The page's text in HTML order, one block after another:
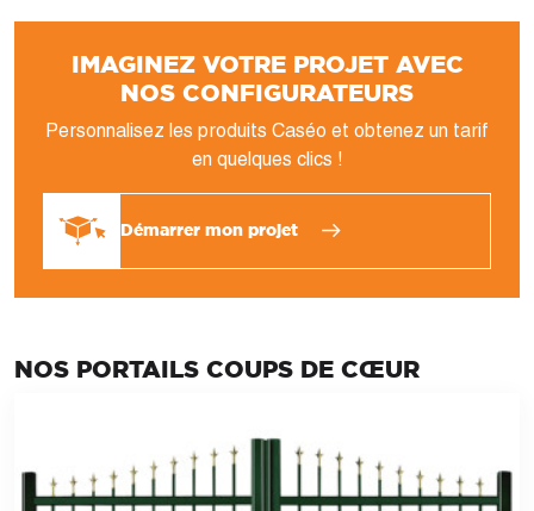
IMAGINEZ VOTRE PROJET AVEC
NOS CONFIGURATEURS
Personnalisez les produits Caséo et obtenez un tarif
en quelques clics !
Démarrer mon projet
NOS PORTAILS COUPS DE CŒUR